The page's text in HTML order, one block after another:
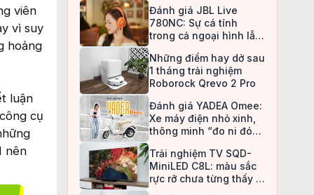
viên
vì suy
hoảng
luận
cụ
nên
Đánh giá JBL Live
780NC: Sự cá tính
trong cả ngoại hình lẫn
Những điểm hay dở sau
1 tháng trải nghiệm
Roborock Qrevo 2 Pro
Đánh giá YADEA Omee:
Xe máy điện nhỏ xinh,
thông minh “đo ni đóng
Trải nghiệm TV SQD-
MiniLED C8L: màu sắc
rực rỡ chưa từng thấy ở